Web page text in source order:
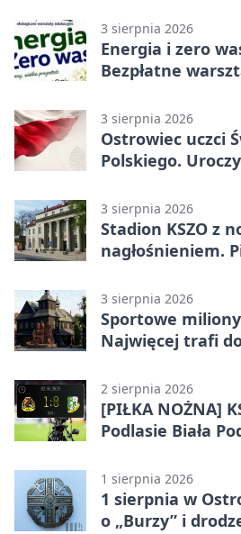
3 sierpnia 2026
Energia i zero
Bezpłatne
3 sierpnia 2026
Ostrowiec uczci
Polskiego.
3 sierpnia 2026
Stadion KSZO z
nagłośnieniem.
3 sierpnia 2026
Sportowe
Najwięcej trafi do
2 sierpnia 2026
[PIŁKA NOŻNA]
Podlasie Biała
(Grupa IV)
1 sierpnia 2026
1 sierpnia w
o „Burzy” i